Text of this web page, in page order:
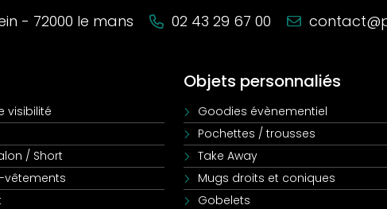
- 72000 le mans 02 43 29 67 00
visibilité
/ Short
vêtements
Objets personnaliés
Goodies évènementiel
Pochettes / trousses
Take Away
Mugs droits et coniques
Gobelets